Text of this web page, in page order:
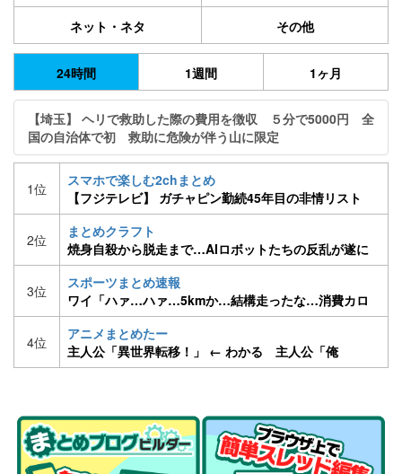
ネット・ネタ その他
24時間 1週間 1ヶ月
【埼玉】 ヘリで救助した際の費用を徴収 ５分で5000円 全
国の自治体で初 救助に危険が伴う山に限定
1位
スマホで楽しむ2chまとめ
【フジテレビ】 ガチャピン勤続45年目の非情リスト
ラ ポンキッキーズ3月終了 ［H30/2/13］
2位
まとめクラフト
焼身自殺から脱走まで…AIロボットたちの反乱が遂に
始まる
3位
スポーツまとめ速報
ワイ「ハァ…ハァ…5kmか…結構走ったな…消費カロ
リーは…」→375kcal
4位
アニメまとめたー
主人公「異世界転移！」 ← わかる 主人公「俺
TUEEEEE！！ハーレム！！たっのしー！！」 ← は？